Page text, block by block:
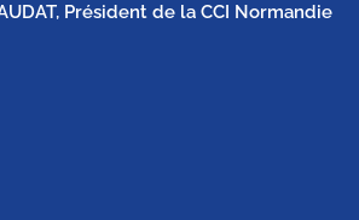
Président de la CCI Normandie